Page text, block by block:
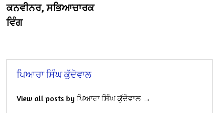
ਕਨਵੀਨਰ, ਸਭਿਆਚਾਰਕ
ਵਿੰਗ
ਪਿਆਰਾ ਸਿੰਘ ਕੁੱਦੋਵਾਲ
View all posts by ਪਿਆਰਾ ਸਿੰਘ ਕੁੱਦੋਵਾਲ →